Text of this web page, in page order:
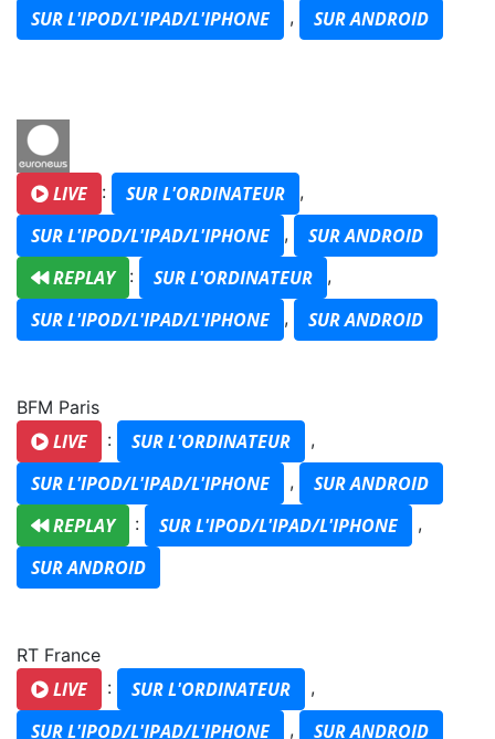
SUR L'IPOD/L'IPAD/L'IPHONE , SUR ANDROID
LIVE : SUR L'ORDINATEUR ,
SUR L'IPOD/L'IPAD/L'IPHONE ,
SUR ANDROID
REPLAY
: SUR L'ORDINATEUR ,
SUR L'IPOD/L'IPAD/L'IPHONE , SUR ANDROID
BFM Paris
LIVE : SUR L'ORDINATEUR ,
SUR L'IPOD/L'IPAD/L'IPHONE ,
SUR ANDROID
REPLAY
: SUR L'IPOD/L'IPAD/L'IPHONE ,
SUR ANDROID
RT France
LIVE : SUR L'ORDINATEUR ,
SUR L'IPOD/L'IPAD/L'IPHONE , SUR ANDROID